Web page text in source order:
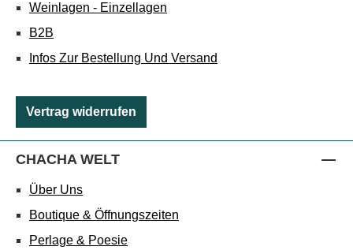
Weinlagen - Einzellagen
B2B
Infos Zur Bestellung Und Versand
Vertrag widerrufen
CHACHA WELT
Über Uns
Boutique & Öffnungszeiten
Perlage & Poesie